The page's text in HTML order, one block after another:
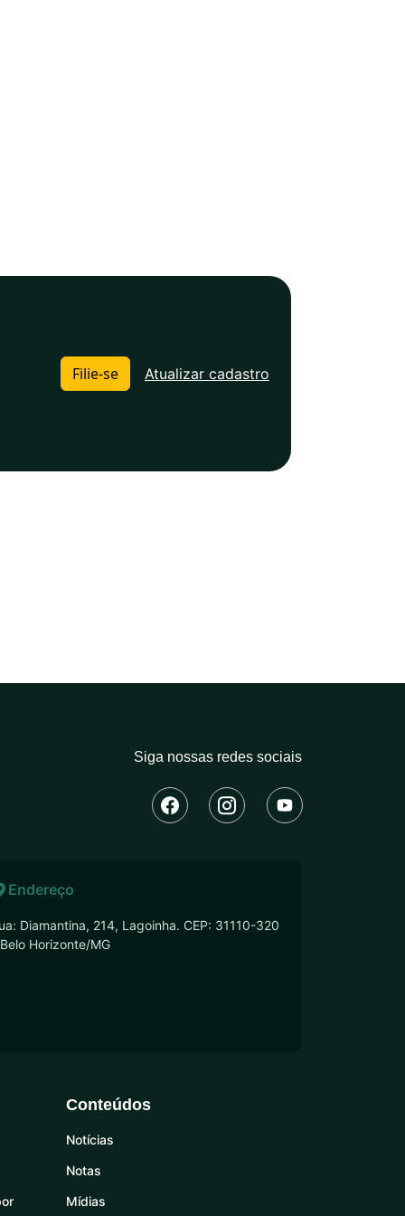
Filie-se Atualizar cadastro
Siga nossas redes sociais
Endereço
Diamantina, 214, Lagoinha. CEP: 31110-320
Horizonte/MG
Conteúdos
Notícias
Notas
Mídias